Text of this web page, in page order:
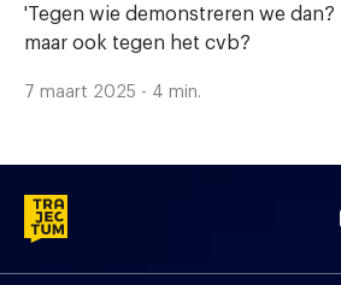
'Tegen wie demonstreren we
maar ook tegen het cvb?
7 maart 2025 - 4 min.